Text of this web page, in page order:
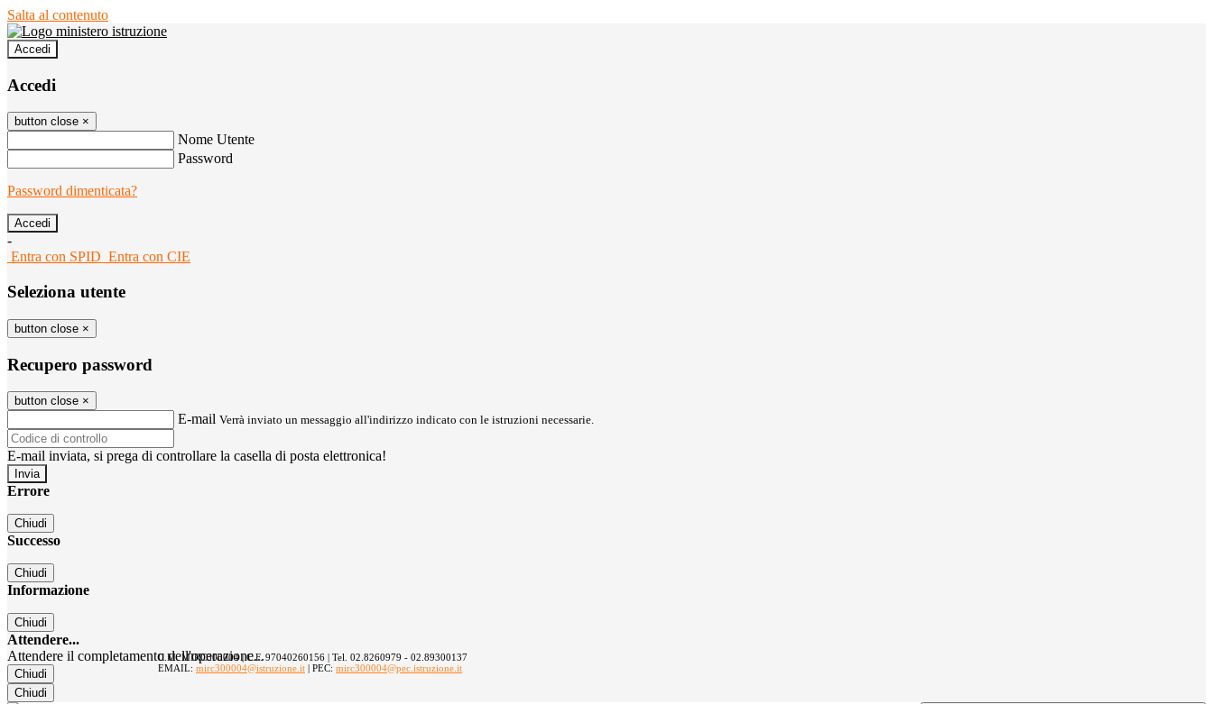
Salta al contenuto
Accedi
Accedi
button close ×
Nome Utente
Password
Password dimenticata?
-
Entra con SPID Entra con CIE
Seleziona utente
button close ×
Recupero password
button close ×
E-mail Verrà inviato un messaggio all'indirizzo indicato con le istruzioni necessarie.
E-mail inviata, si prega di controllare la casella di posta elettronica!
Errore
Chiudi
Successo
Chiudi
Informazione
Chiudi
Attendere...
Attendere il completamento dell'operazione...
Chiudi
Chiudi
C.M. MIRC300004 | C.F. 97040260156 | Tel. 02.8260979 - 02.89300137
EMAIL: mirc300004@istruzione.it | PEC: mirc300004@pec.istruzione.it